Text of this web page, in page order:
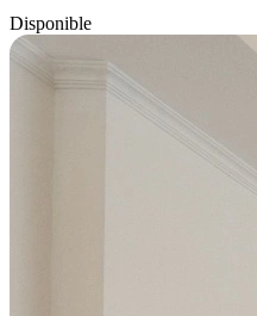
Disponible